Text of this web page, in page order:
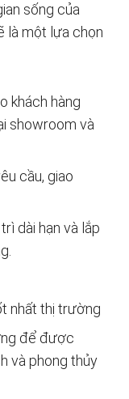
sống của
là một lựa chọn
khách hàng
showroom và
cầu, giao
dài hạn và lắp
nhất thị trường
để được
và phong thủy